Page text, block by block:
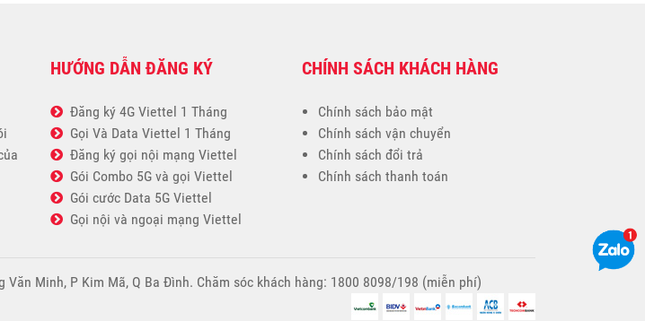
HƯỚNG DẪN ĐĂNG KÝ
Đăng ký 4G Viettel 1 Tháng
Gọi Và Data Viettel 1 Tháng
Đăng ký gọi nội mạng Viettel
Gói Combo 5G và gọi Viettel
Gói cước Data 5G Viettel
Gọi nội và ngoại mạng Viettel
CHÍNH SÁCH KHÁCH HÀNG
Chính sách bảo mật
Chính sách vận chuyển
Chính sách đổi trả
Chính sách thanh toán
Văn Minh, P Kim Mã, Q Ba Đình. Chăm sóc khách hàng: 1800 8098/198 (miễn phí)